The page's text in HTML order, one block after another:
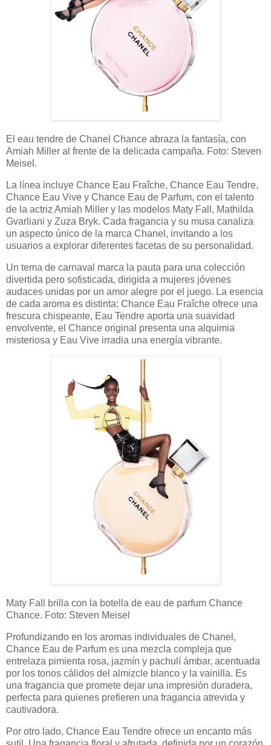
El eau tendre de Chanel Chance abraza la fantasía, con
Amiah Miller al frente de la delicada campaña. Foto: Steven
Meisel.
La línea incluye Chance Eau Fraîche, Chance Eau Tendre,
Chance Eau Vive y Chance Eau de Parfum, con el talento
de la actriz Amiah Miller y las modelos Maty Fall, Mathilda
Gvarliani y Zuza Bryk. Cada fragancia y su musa canaliza
un aspecto único de la marca Chanel, invitando a los
usuarios a explorar diferentes facetas de su personalidad.
Un tema de carnaval marca la pauta para una colección
divertida pero sofisticada, dirigida a mujeres jóvenes
audaces unidas por un amor alegre por el juego. La esencia
de cada aroma es distinta: Chance Eau Fraîche ofrece una
frescura chispeante, Eau Tendre aporta una suavidad
envolvente, el Chance original presenta una alquimia
misteriosa y Eau Vive irradia una energía vibrante.
Maty Fall brilla con la botella de eau de parfum Chance
Chance. Foto: Steven Meisel
Profundizando en los aromas individuales de Chanel,
Chance Eau de Parfum es una mezcla compleja que
entrelaza pimienta rosa, jazmín y pachulí ámbar, acentuada
por los tonos cálidos del almizcle blanco y la vainilla. Es
una fragancia que promete dejar una impresión duradera,
perfecta para quienes prefieren una fragancia atrevida y
cautivadora.
Por otro lado, Chance Eau Tendre ofrece un encanto más